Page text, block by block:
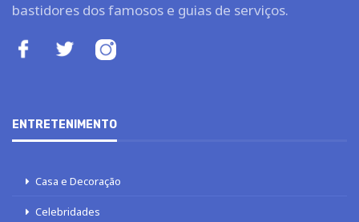
bastidores dos famosos e guias de serviços.
ENTRETENIMENTO
Casa e Decoração
Celebridades